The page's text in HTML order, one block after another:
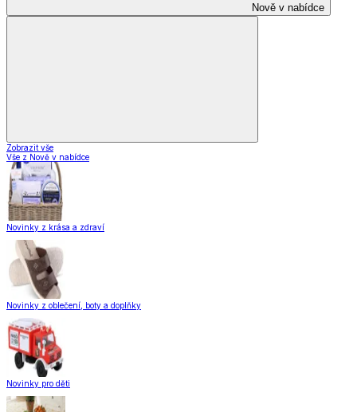
Nově v nabídce
Zobrazit vše
Vše z Nově v nabídce
Novinky z krása a zdraví
Novinky z oblečení, boty a doplňky
Novinky pro děti